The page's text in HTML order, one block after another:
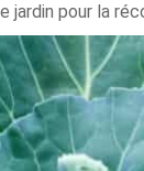
jardin pour la